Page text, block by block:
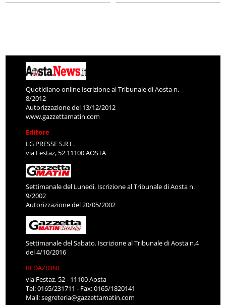
Quotidiano online Iscrizione al Tribunale di Aosta n.
8/2012
Autorizzazione del 13/12/2012
www.gazzettamatin.com
Editore
LG PRESSE S.R.L.
via Festaz, 52 11100 AOSTA
Settimanale del Lunedì. Iscrizione al Tribunale di Aosta n.
9/2002
Autorizzazione del 20/05/2002
Settimanale del Sabato. Iscrizione al Tribunale di Aosta n.4
del 4/10/2016
REDAZIONE
via Festaz, 52 - 11100 Aosta
Tel: 0165/231711 - Fax: 0165/1820141
Mail:segreteria@gazzettamatin.com